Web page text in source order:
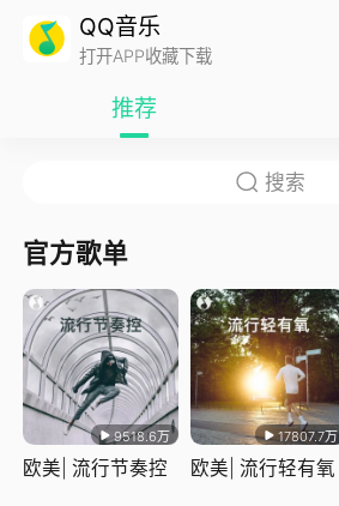
QQ音乐
打开APP收藏下载
推荐
官方歌单
9518.6万
欧美| 流行节奏控
17807.7万
欧美| 流行轻有氧